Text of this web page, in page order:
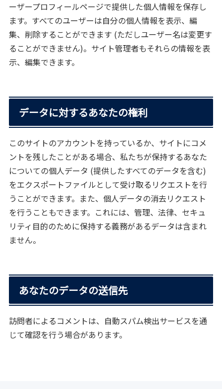
ーザープロフィールページで提供した個人情報を保存し
ます。すべてのユーザーは自分の個人情報を表示、編
集、削除することができます (ただしユーザー名は変更す
ることができません)。サイト管理者もそれらの情報を表
示、編集できます。
データに対するあなたの権利
このサイトのアカウントを持っているか、サイトにコメ
ントを残したことがある場合、私たちが保持するあなた
についての個人データ (提供したすべてのデータを含む)
をエクスポートファイルとして受け取るリクエストを行
うことができます。また、個人データの消去リクエスト
を行うこともできます。これには、管理、法律、セキュ
リティ目的のために保持する義務があるデータは含まれ
ません。
あなたのデータの送信先
訪問者によるコメントは、自動スパム検出サービスを通
じて確認を行う場合があります。